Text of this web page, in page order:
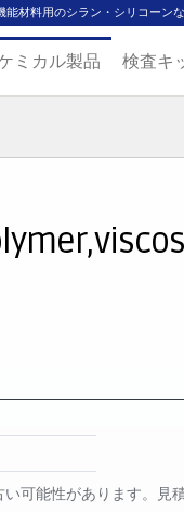
能材料用のシラン・シリコーン
ミカル製品 検査キ
可能性があります。見